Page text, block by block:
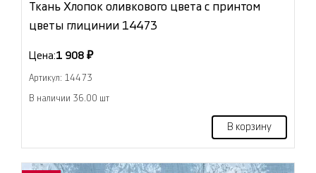
Ткань Хлопок оливкового цвета с принтом
цветы глицинии 14473
Цена:1 908 ₽
Артикул: 14473
В наличии 36.00 шт
В корзину